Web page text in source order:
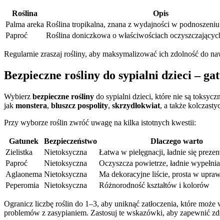
Roślina Opis
Palma areka Roślina tropikalna, znana z wydajności w
Paproć
Roślina doniczkowa o właściwościach
Regularnie zraszaj rośliny, aby maksymalizować ich zdolność do
Bezpieczne rośliny do sypialni dzieci –
Wybierz bezpieczne rośliny do sypialni dzieci, które nie są
jak monstera, bluszcz pospolity, skrzydłokwiat, a także
Przy wyborze roślin zwróć uwagę na kilka istotnych kwestii:
Gatunek Bezpieczeństwo
Dlaczego warto
Zielistka
Nietoksyczna
Łatwa w pielęgnacji, ładnie się
Paproć
Nietoksyczna
Oczyszcza powietrze, ładnie
Aglaonema Nietoksyczna
Ma dekoracyjne liście, prosta w
Peperomia
Nietoksyczna Różnorodność kształtów i kolorów
Ogranicz liczbę roślin do 1–3, aby uniknąć zatłoczenia, które
problemów z zasypianiem. Zastosuj te wskazówki, aby zapewnić